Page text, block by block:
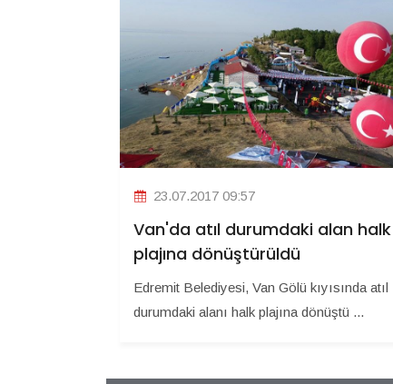
23.07.2017 09:57
Van'da atıl durumdaki alan halk
plajına dönüştürüldü
Edremit Belediyesi, Van Gölü kıyısında atıl
durumdaki alanı halk plajına dönüştü ...